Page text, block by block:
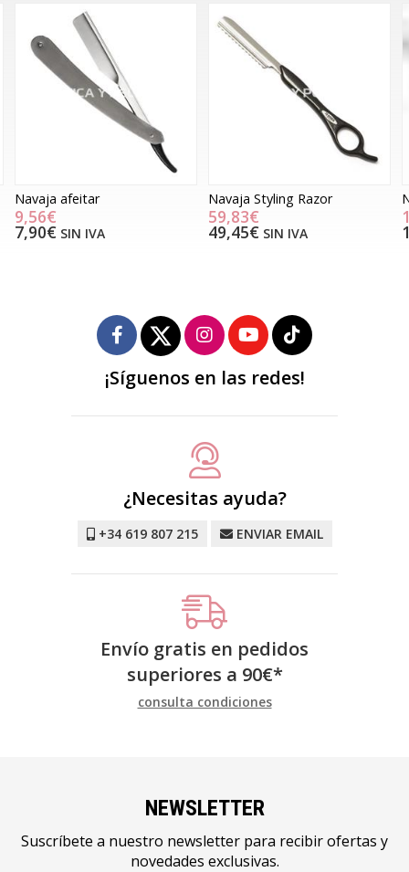
Navaja afeitar
9,56€
7,90€ SIN IVA
Navaja Styling Razor
59,83€
49,45€ SIN IVA
¡Síguenos en las redes!
¿Necesitas ayuda?
+34 619 807 215 ENVIAR EMAIL
Envío gratis en pedidos
superiores a 90€*
consulta condiciones
NEWSLETTER
Suscríbete a nuestro newsletter para recibir ofertas y
novedades exclusivas.